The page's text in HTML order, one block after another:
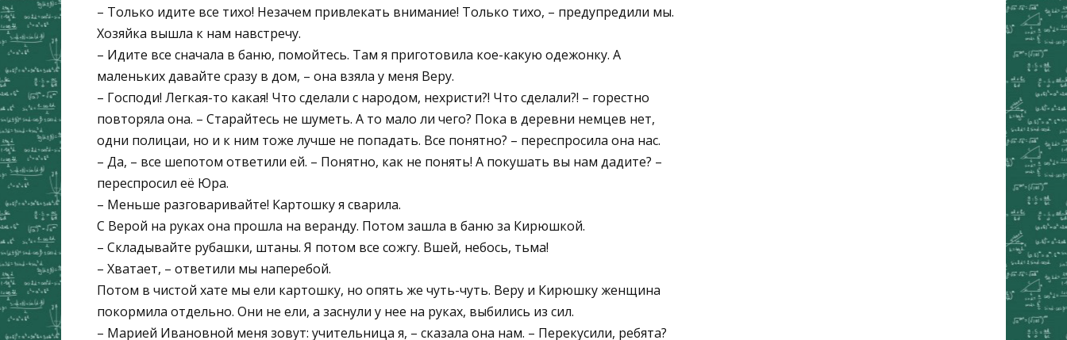
– Только идите все тихо! Незачем привлекать внимание! Только тихо, – предупредили мы.
Хозяйка вышла к нам навстречу.
– Идите все сначала в баню, помойтесь. Там я приготовила кое-какую одежонку. А
маленьких давайте сразу в дом, – она взяла у меня Веру.
– Господи! Легкая-то какая! Что сделали с народом, нехристи?! Что сделали?! – горестно
повторяла она. – Старайтесь не шуметь. А то мало ли чего? Пока в деревни немцев нет,
одни полицаи, но и к ним тоже лучше не попадать. Все понятно? – переспросила она нас.
– Да, – все шепотом ответили ей. – Понятно, как не понять! А покушать вы нам дадите? –
переспросил её Юра.
– Меньше разговаривайте! Картошку я сварила.
С Верой на руках она прошла на веранду. Потом зашла в баню за Кирюшкой.
– Складывайте рубашки, штаны. Я потом все сожгу. Вшей, небось, тьма!
– Хватает, – ответили мы наперебой.
Потом в чистой хате мы ели картошку, но опять же чуть-чуть. Веру и Кирюшку женщина
покормила отдельно. Они не ели, а заснули у нее на руках, выбились из сил.
– Марией Ивановной меня зовут: учительница я, – сказала она нам. – Перекусили, ребята?